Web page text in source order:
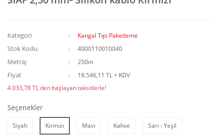
Kategori Kangal Tipi Paketleme
Stok Kodu 4000110010040
Metraj 250m
Fiyat
18.546,11 TL + KDV
4.033,78 TL den başlayan taksitlerle!
Seçenekler
Siyah Kırmızı Mavi Kahve Sarı - Yeşil